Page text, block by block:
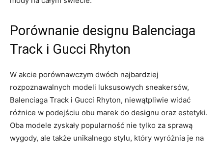
Porównanie designu Balenciaga
Track i Gucci Rhyton
W akcie porównawczym dwóch najbardziej
rozpoznawalnych modeli luksusowych sneakersów,
Balenciaga Track i Gucci Rhyton, niewątpliwie widać
różnice w podejściu obu marek do designu oraz estetyki.
Oba modele zyskały popularność nie tylko za sprawą
wygody, ale także unikalnego stylu, który wyróżnia je na